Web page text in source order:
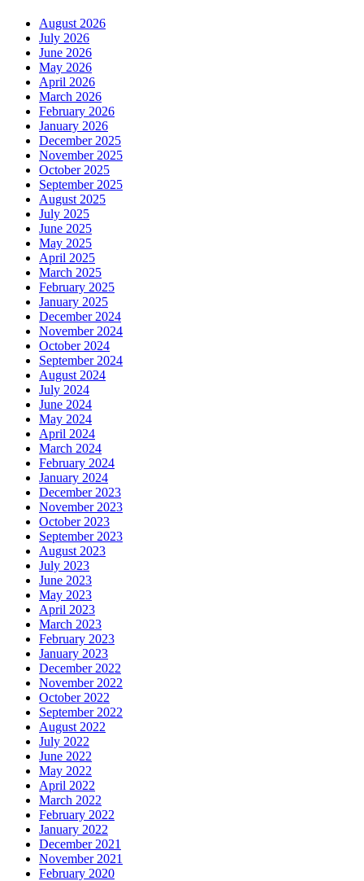
August 2026
July 2026
June 2026
May 2026
April 2026
March 2026
February 2026
January 2026
December 2025
November 2025
October 2025
September 2025
August 2025
July 2025
June 2025
May 2025
April 2025
March 2025
February 2025
January 2025
December 2024
November 2024
October 2024
September 2024
August 2024
July 2024
June 2024
May 2024
April 2024
March 2024
February 2024
January 2024
December 2023
November 2023
October 2023
September 2023
August 2023
July 2023
June 2023
May 2023
April 2023
March 2023
February 2023
January 2023
December 2022
November 2022
October 2022
September 2022
August 2022
July 2022
June 2022
May 2022
April 2022
March 2022
February 2022
January 2022
December 2021
November 2021
February 2020